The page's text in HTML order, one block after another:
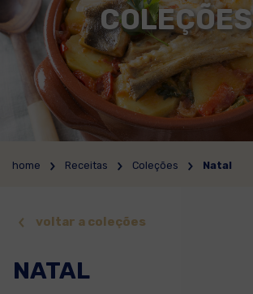
COLEÇÕES
home Receitas Coleções Natal
voltar a coleções
NATAL